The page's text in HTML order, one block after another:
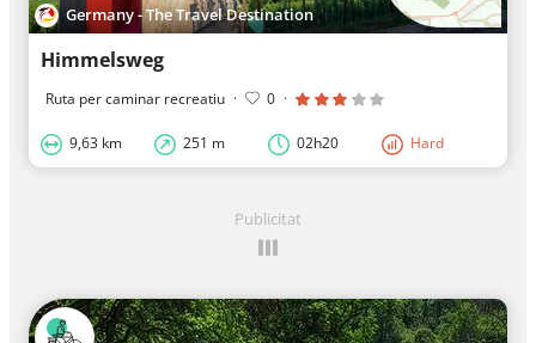
Germany - The Travel Destination
Himmelsweg
Ruta per caminar recreatiu · 0 ·
9,63 km 251 m 02h20 Hard
Publicitat